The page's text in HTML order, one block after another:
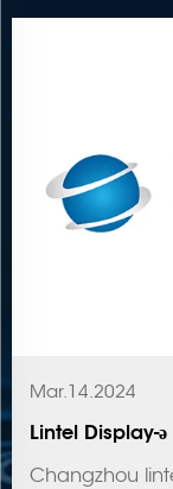
İşıqlı Qutu
Mar.14.2024
Lintel Display-
Changzhou